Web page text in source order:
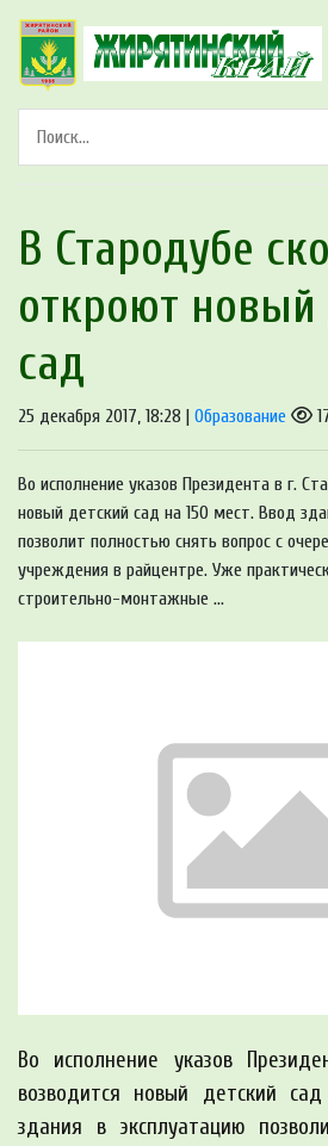
В Стародубе
откроют новый
сад
25 декабря 2017, 18:28 | Образование
Во исполнение указов Президента в г.
новый детский сад на 150 мест. Ввод
позволит полностью снять вопрос с
учреждения в райцентре. Уже
строительно-монтажные ...
Во исполнение указов
возводится новый детский
здания в эксплуатацию